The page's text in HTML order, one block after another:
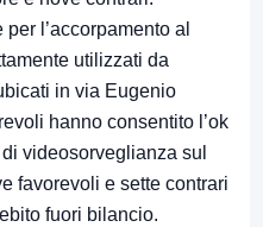
l’accorpamento al
utilizzati da
in via Eugenio
hanno consentito l’ok
videosorveglianza sul
favorevoli e sette contrari
fuori bilancio.